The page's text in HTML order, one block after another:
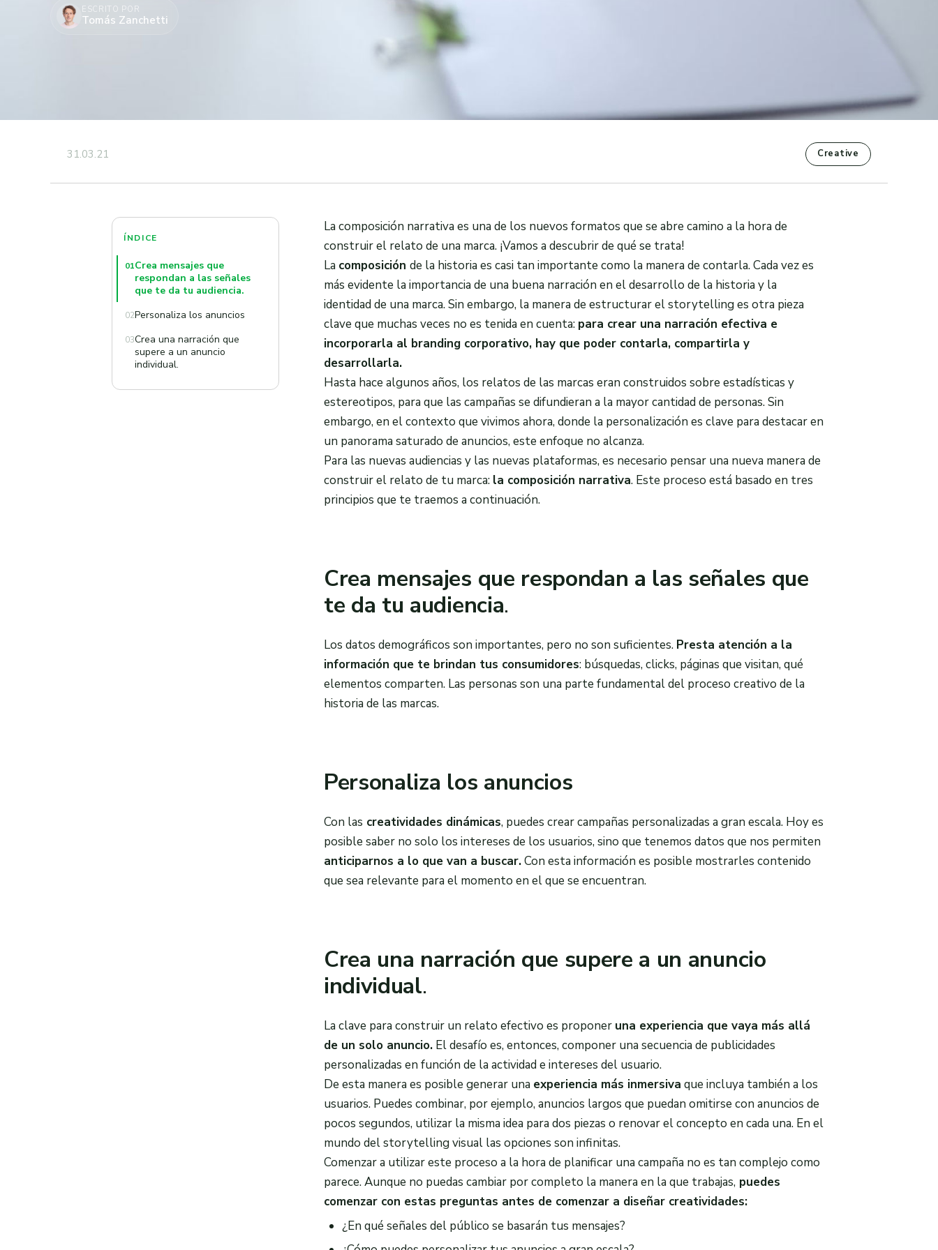
ESCRITO POR
Tomás Zanchetti
31.03.21 Creative
ÍNDICE
01Crea mensajes que
respondan a las señales
que te da tu audiencia.
02Personaliza los anuncios
03Crea una narración que
supere a un anuncio
individual.
La composición narrativa es una de los nuevos formatos que se abre camino a la hora de
construir el relato de una marca. ¡Vamos a descubrir de qué se trata!
La composición de la historia es casi tan importante como la manera de contarla. Cada vez es
más evidente la importancia de una buena narración en el desarrollo de la historia y la
identidad de una marca. Sin embargo, la manera de estructurar el storytelling es otra pieza
clave que muchas veces no es tenida en cuenta: para crear una narración efectiva e
incorporarla al branding corporativo, hay que poder contarla, compartirla y
desarrollarla.
Hasta hace algunos años, los relatos de las marcas eran construidos sobre estadísticas y
estereotipos, para que las campañas se difundieran a la mayor cantidad de personas. Sin
embargo, en el contexto que vivimos ahora, donde la personalización es clave para destacar en
un panorama saturado de anuncios, este enfoque no alcanza.
Para las nuevas audiencias y las nuevas plataformas, es necesario pensar una nueva manera de
construir el relato de tu marca: la composición narrativa. Este proceso está basado en tres
principios que te traemos a continuación.
Crea mensajes que respondan a las señales que
te da tu audiencia.
Los datos demográficos son importantes, pero no son suficientes. Presta atención a la
información que te brindan tus consumidores: búsquedas, clicks, páginas que visitan, qué
elementos comparten. Las personas son una parte fundamental del proceso creativo de la
historia de las marcas.
Personaliza los anuncios
Con las creatividades dinámicas, puedes crear campañas personalizadas a gran escala. Hoy es
posible saber no solo los intereses de los usuarios, sino que tenemos datos que nos permiten
anticiparnos a lo que van a buscar.Con esta información es posible mostrarles contenido
que sea relevante para el momento en el que se encuentran.
Crea una narración que supere a un anuncio
individual.
La clave para construir un relato efectivo es proponer una experiencia que vaya más allá
de un solo anuncio. El desafío es, entonces, componer una secuencia de publicidades
personalizadas en función de la actividad e intereses del usuario.
De esta manera es posible generar una experiencia más inmersiva que incluya también a los
usuarios. Puedes combinar, por ejemplo, anuncios largos que puedan omitirse con anuncios de
pocos segundos, utilizar la misma idea para dos piezas o renovar el concepto en cada una. En el
mundo del storytelling visual las opciones son infinitas.
Comenzar a utilizar este proceso a la hora de planificar una campaña no es tan complejo como
parece. Aunque no puedas cambiar por completo la manera en la que trabajas, puedes
comenzar con estas preguntas antes de comenzar a diseñar creatividades:
¿En qué señales del público se basarán tus mensajes?